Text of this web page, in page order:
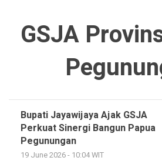
GSJA
Bupati Jayawijaya Ajak GSJA
Perkuat Sinergi Bangun Papua
Pegunungan
19 June 2026 - 10:04 WIT